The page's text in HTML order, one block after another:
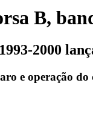
B,
2000
e operação do